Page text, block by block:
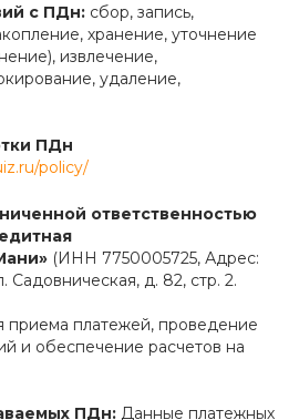
с ПДн: сбор, запись,
хранение, уточнение
извлечение,
удаление,
ПДн
policy/
ответственностью
(ИНН 7750005725, Адрес:
Садовническая, д. 82, стр. 2.
приема платежей, проведение
и обеспечение расчетов на
ПДн: Данные платежных